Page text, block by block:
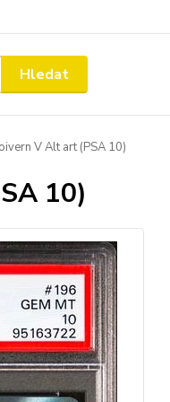
Hledat
V Alt art (PSA 10)
10)